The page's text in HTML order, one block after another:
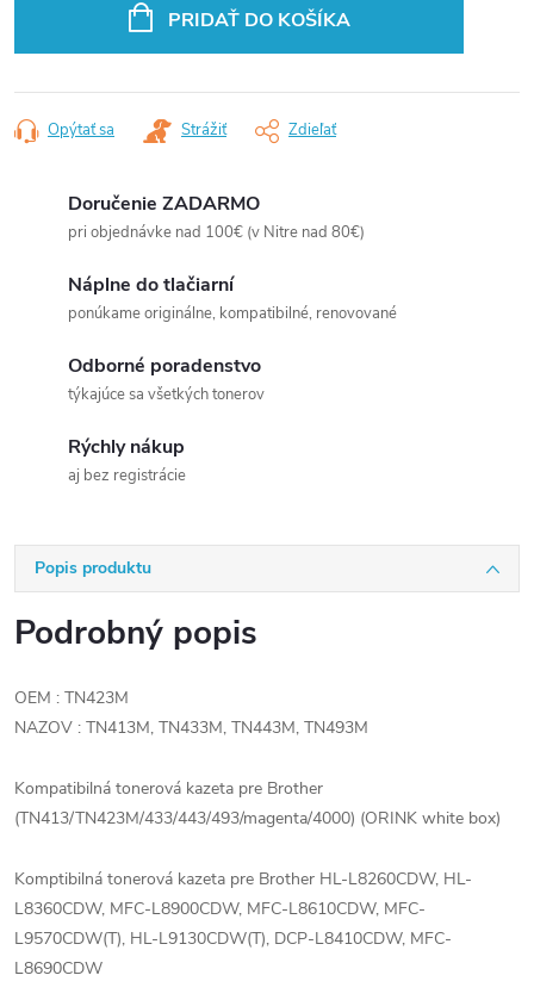
PRIDAŤ DO KOŠÍKA
Opýtať sa Strážiť Zdieľať
Doručenie ZADARMO
pri objednávke nad 100€ (v Nitre nad 80€)
Náplne do tlačiarní
ponúkame originálne, kompatibilné, renovované
Odborné poradenstvo
týkajúce sa všetkých tonerov
Rýchly nákup
aj bez registrácie
Popis produktu
Podrobný popis
OEM : TN423M
NAZOV : TN413M, TN433M, TN443M, TN493M
Kompatibilná tonerová kazeta pre Brother
(TN413/TN423M/433/443/493/magenta/4000) (ORINK white box)
Komptibilná tonerová kazeta pre Brother HL-L8260CDW, HL-
L8360CDW, MFC-L8900CDW, MFC-L8610CDW, MFC-
L9570CDW(T), HL-L9130CDW(T), DCP-L8410CDW, MFC-
L8690CDW